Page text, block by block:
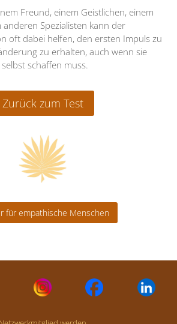
Freund, einem Geistlichen, einem
Spezialisten kann der
oft dabei helfen, den ersten Impuls zu
zu erhalten, auch wenn sie
schaffen muss.
Zurück zum Test
für empathische Menschen